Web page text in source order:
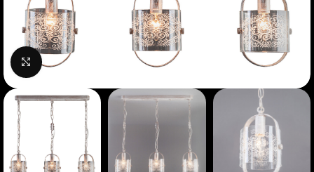
Нажмите, чтобы увеличить изображение